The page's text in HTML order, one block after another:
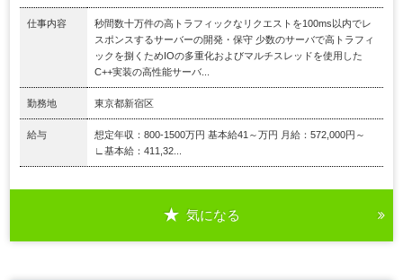
仕事内容
秒間数十万件の高トラフィックなリクエストを100ms以内でレ
スポンスするサーバーの開発・保守 少数のサーバで高トラフィ
ックを捌くためIOの多重化およびマルチスレッドを使用した
C++実装の高性能サーバ...
勤務地 東京都新宿区
給与
想定年収：800-1500万円 基本給41～万円 月給：572,000円～
∟基本給：411,32...
気になる